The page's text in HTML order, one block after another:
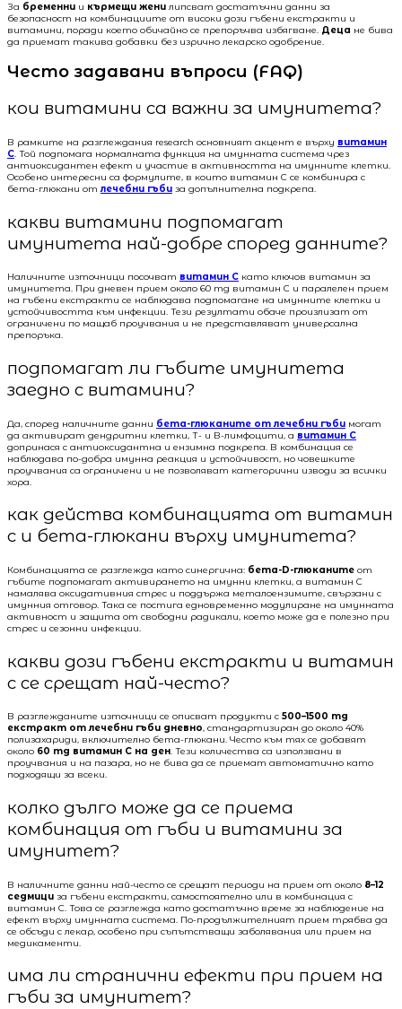
За бременни и кърмещи женилипсват достатъчни данни за
безопасност на комбинациите от високи дози гъбени екстракти и
витамини, поради което обичайно се препоръчва избягване. Деца не бива
да приемат такива добавки без изрично лекарско одобрение.
Често задавани въпроси (FAQ)
кои витамини са важни за имунитета?
В рамките на разглеждания research основният акцент е върху витамин
C. Той подпомага нормалната функция на имунната система чрез
антиоксидантен ефект и участие в активността на имунните клетки.
Особено интересни са формулите, в които витамин C се комбинира с
бета-глюкани отлечебни гъби за допълнителна подкрепа.
какви витамини подпомагат
имунитета най-добре според данните?
Наличните източници посочват витамин C като ключов витамин за
имунитета. При дневен прием около 60 mg витамин C и паралелен прием
на гъбени екстракти се наблюдава подпомагане на имунните клетки и
устойчивостта към инфекции. Тези резултати обаче произлизат от
ограничени по мащаб проучвания и не представляват универсална
препоръка.
подпомагат ли гъбите имунитета
заедно с витамини?
Да, според наличните данни бета-глюканите от лечебни гъби могат
да активират дендритни клетки, Т- и В-лимфоцити, а витамин C
допринася с антиоксидантна и ензимна подкрепа. В комбинация се
наблюдава по-добра имунна реакция и устойчивост, но човешките
проучвания са ограничени и не позволяват категорични изводи за всички
хора.
как действа комбинацията от витамин
c и бета-глюкани върху имунитета?
Комбинацията се разглежда като синергична: бета-D-глюканите от
гъбите подпомагат активирането на имунни клетки, а витамин C
намалява оксидативния стрес и поддържа металоензимите, свързани с
имунния отговор. Така се постига едновременно модулиране на имунната
активност и защита от свободни радикали, което може да е полезно при
стрес и сезонни инфекции.
какви дози гъбени екстракти и витамин
c се срещат най-често?
В разглежданите източници се описват продукти с 500–1500 mg
екстракт от лечебни гъби дневно, стандартизиран до около 40%
полизахариди, включително бета-глюкани. Често към тях се добавят
около 60 mg витамин C на ден. Тези количества са използвани в
проучвания и на пазара, но не бива да се приемат автоматично като
подходящи за всеки.
колко дълго може да се приема
комбинация от гъби и витамини за
имунитет?
В наличните данни най-често се срещат периоди на прием от около 8–12
седмици за гъбени екстракти, самостоятелно или в комбинация с
витамин C. Това се разглежда като достатъчно време за наблюдение на
ефект върху имунната система. По-продължителният прием трябва да
се обсъди с лекар, особено при съпътстващи заболявания или прием на
медикаменти.
има ли странични ефекти при прием на
гъби за имунитет?